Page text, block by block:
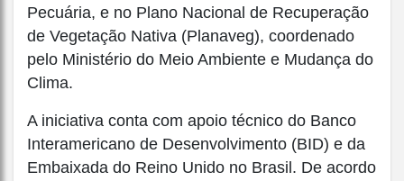
Pecuária, e no Plano Nacional de Recuperação
de Vegetação Nativa (Planaveg), coordenado
pelo Ministério do Meio Ambiente e Mudança do
Clima.
A iniciativa conta com apoio técnico do Banco
Interamericano de Desenvolvimento (BID) e da
Embaixada do Reino Unido no Brasil. De acordo